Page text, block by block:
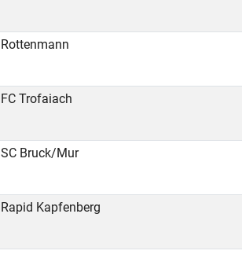
Rottenmann
FC Trofaiach
SC Bruck/Mur
Rapid Kapfenberg